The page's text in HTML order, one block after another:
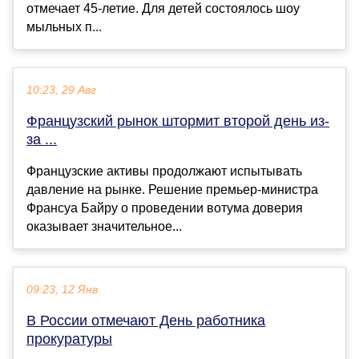
отмечает 45-летие. Для детей состоялось шоу
мыльных п...
10:23, 29 Авг
Французский рынок штормит второй день из-
за ...
Французские активы продолжают испытывать
давление на рынке. Решение премьер-министра
Франсуа Байру о проведении вотума доверия
оказывает значительное...
09:23, 12 Янв
В России отмечают День работника
прокуратуры